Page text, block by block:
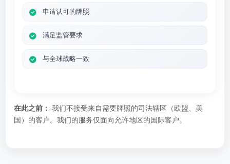
申请认可的牌照
满足监管要求
与全球战略一致
在此之前： 我们不接受来自需要牌照的司法辖区（欧盟、美
国）的客户。我们的服务仅面向允许地区的国际客户。